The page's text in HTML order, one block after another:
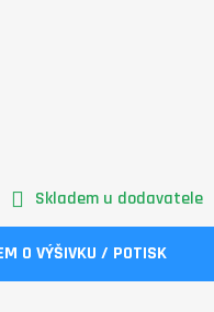
Skladem u dodavatele
O VÝŠIVKU / POTISK